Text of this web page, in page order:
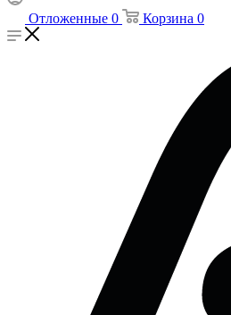
Отложенные 0 Корзина 0